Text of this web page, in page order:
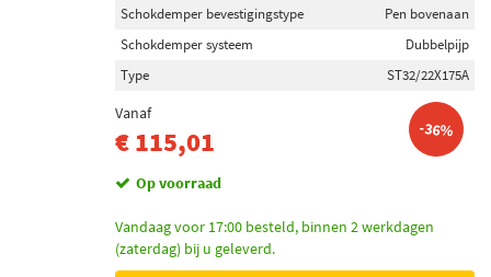
Schokdemper bevestigingstype
Pen bovenaan
Schokdemper systeem
Dubbelpijp
Type
ST32/22X175A
Vanaf
€ 115,01 -36%
Op voorraad
Vandaag voor 17:00 besteld, binnen 2 werkdagen
(zaterdag) bij u geleverd.